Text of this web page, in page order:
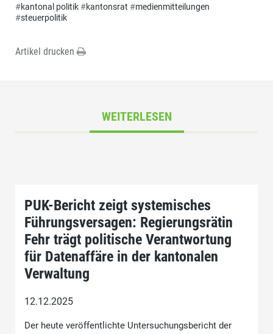
#kantonal politik#kantonsrat #medienmitteilungen
#steuerpolitik
Artikel drucken
WEITERLESEN
PUK-Bericht zeigt systemisches
Führungsversagen: Regierungsrätin
Fehr trägt politische Verantwortung
für Datenaffäre in der kantonalen
Verwaltung
12.12.2025
Der heute veröffentlichte Untersuchungsbericht der